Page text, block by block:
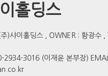
홀딩스
)샤이홀딩스 , OWNER : 황광수
2934-3016 (이재윤 본부장)